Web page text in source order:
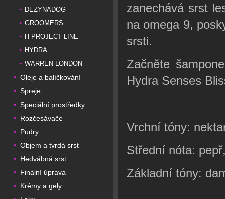
• DEZYNADOG
• GROOMERS
• H-PROJECT LINE
• HYDRA
• WARREN LONDON
• Oleje a balíčkování
• Spreje
• Speciální prostředky
• Rozčesávače
• Pudry
• Objem a tvrdá srst
• Hedvábná srst
• Finální úprava
• Krémy a gely
zanechává srst
na omega 9,
srsti.
Začněte
Hydra Senses
Vrchní tóny:
Střední nóta:
Základní tóny: